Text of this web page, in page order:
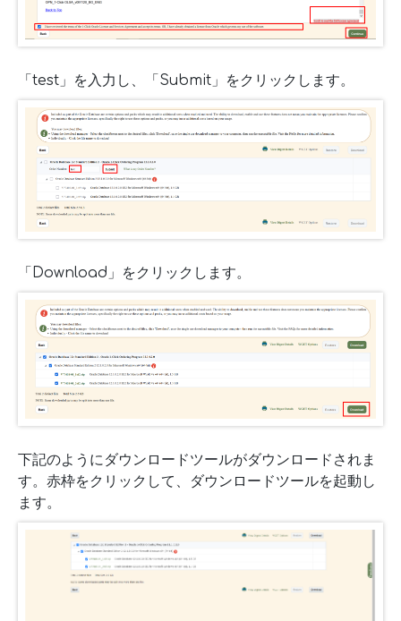
「test」を入力し、「Submit」をクリックします。
「Download」をクリックします。
下記のようにダウンロードツールがダウンロードされま
す。赤枠をクリックして、ダウンロードツールを起動し
ます。